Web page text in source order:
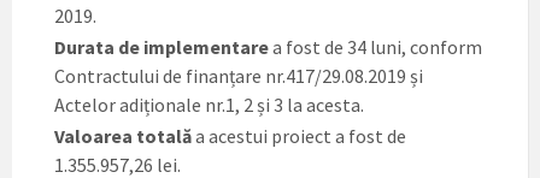
2019.
Durata de implementarea fost de 34 luni, conform
Contractului de finanțare nr.417/29.08.2019 și
Actelor adiționale nr.1, 2 și 3 la acesta.
Valoarea totalăa acestui proiect a fost de
1.355.957,26 lei.